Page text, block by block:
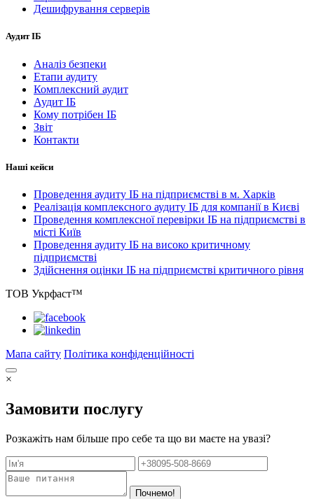
Дешифрування серверів
Аудит ІБ
Аналіз безпеки
Етапи аудиту
Комплексний аудит
Аудит ІБ
Кому потрібен ІБ
Звіт
Контакти
Наші кейси
Проведення аудиту ІБ на підприємстві в м. Харків
Реалізація комплексного аудиту ІБ для компанії в Києві
Проведення комплексної перевірки ІБ на підприємстві в
місті Київ
Проведення аудиту ІБ на високо критичному
підприємстві
Здійснення оцінки ІБ на підприємстві критичного рівня
ТОВ Укрфаст™
Мапа сайту Політика конфіденційності
×
Замовити послугу
Розкажіть нам більше про себе та що ви маєте на увазі?
Почнемо!